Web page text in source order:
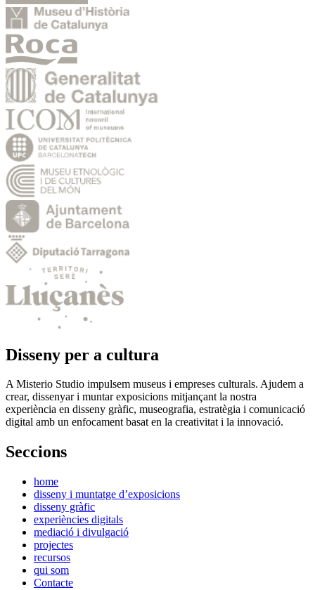
Disseny per a cultura
A Misterio Studio impulsem museus i empreses culturals. Ajudem a
crear, dissenyar i muntar exposicions mitjançant la nostra
experiència en disseny gràfic, museografia, estratègia i comunicació
digital amb un enfocament basat en la creativitat i la innovació.
Seccions
home
disseny i muntatge d’exposicions
disseny gràfic
experiències digitals
mediació i divulgació
projectes
recursos
qui som
Contacte